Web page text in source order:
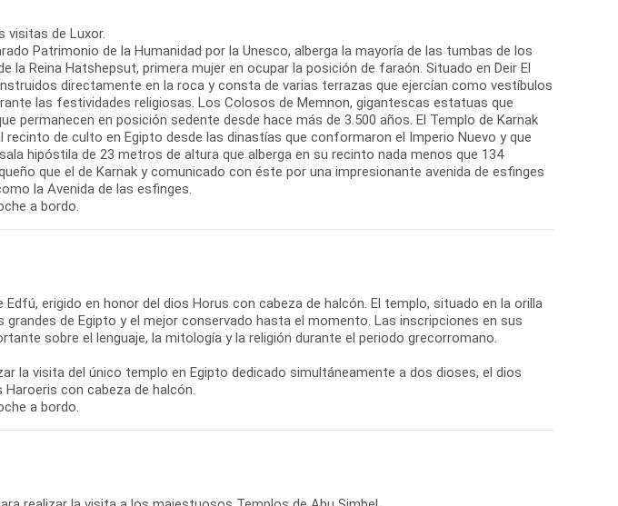
visitas de Luxor.
Patrimonio de la Humanidad por la Unesco, alberga la mayoría de las tumbas de los
la Reina Hatshepsut, primera mujer en ocupar la posición de faraón. Situado en Deir El
directamente en la roca y consta de varias terrazas que ejercían como vestíbulos
las festividades religiosas. Los Colosos de Memnon, gigantescas estatuas que
permanecen en posición sedente desde hace más de 3.500 años. El Templo de Karnak
recinto de culto en Egipto desde las dinastías que conformaron el Imperio Nuevo y que
hipóstila de 23 metros de altura que alberga en su recinto nada menos que 134
que el de Karnak y comunicado con éste por una impresionante avenida de esfinges
la Avenida de las esfinges.
a bordo.
Edfú, erigido en honor del dios Horus con cabeza de halcón. El templo, situado en la orilla
de Egipto y el mejor conservado hasta el momento. Las inscripciones en sus
sobre el lenguaje, la mitología y la religión durante el periodo grecorromano.
la visita del único templo en Egipto dedicado simultáneamente a dos dioses, el dios
con cabeza de halcón.
a bordo.